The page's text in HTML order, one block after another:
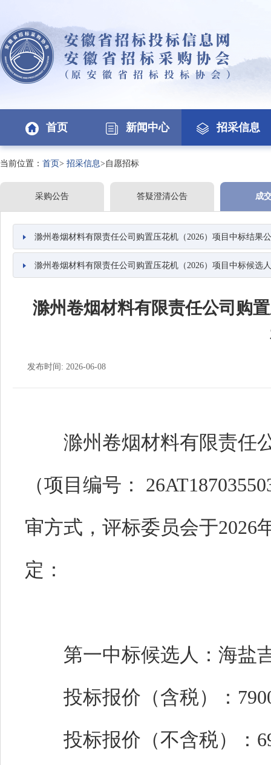
首页 新闻中心 招采信息
当前位置： 首页> 招采信息>自愿招标
采购公告 答疑澄清公告 成
滁州卷烟材料有限责任公司购置压花机（2026）项目中标结果
滁州卷烟材料有限责任公司购置压花机（2026）项目中标候选
滁州卷烟材料有限责任公司购
发布时间: 2026-06-08
滁州卷烟材料有限责任公
（项目编号：
审方式，评标委员会于2026
定：
第一中标候选人：海盐
投标报价（含税）：
投标报价（不含税）：